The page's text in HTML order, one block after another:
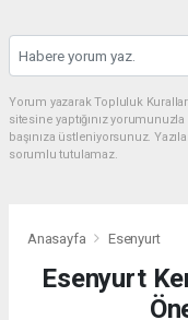
Yorum yazarak Topluluk
sitesine yaptığınız
başınıza üstleniyorsunuz.
sorumlu tutulamaz.
Anasayfa Esenyurt
Esenyurt